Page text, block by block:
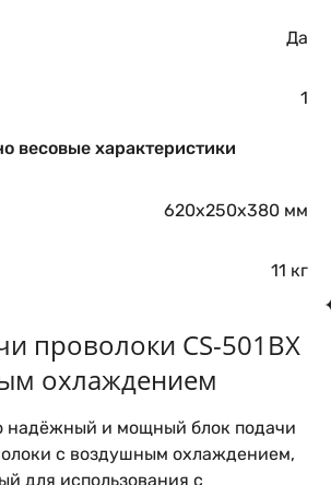
Да
1
весовые характеристики
620х250х380 мм
11 кг
проволоки CS-501BX
охлаждением
надёжный и мощный блок подачи
с воздушным охлаждением,
для использования с